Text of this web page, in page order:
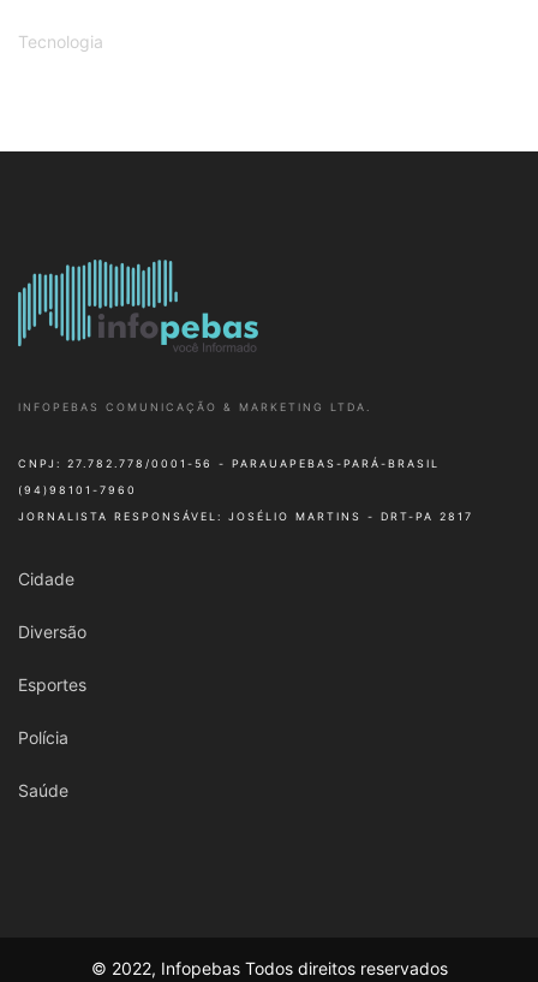
Tecnologia
INFOPEBAS COMUNICAÇÃO & MARKETING LTDA.
CNPJ: 27.782.778/0001-56 - PARAUAPEBAS-PARÁ-BRASIL
(94)98101-7960
JORNALISTA RESPONSÁVEL: JOSÉLIO MARTINS - DRT-PA 2817
Cidade
Diversão
Esportes
Polícia
Saúde
© 2022, Infopebas Todos direitos reservados